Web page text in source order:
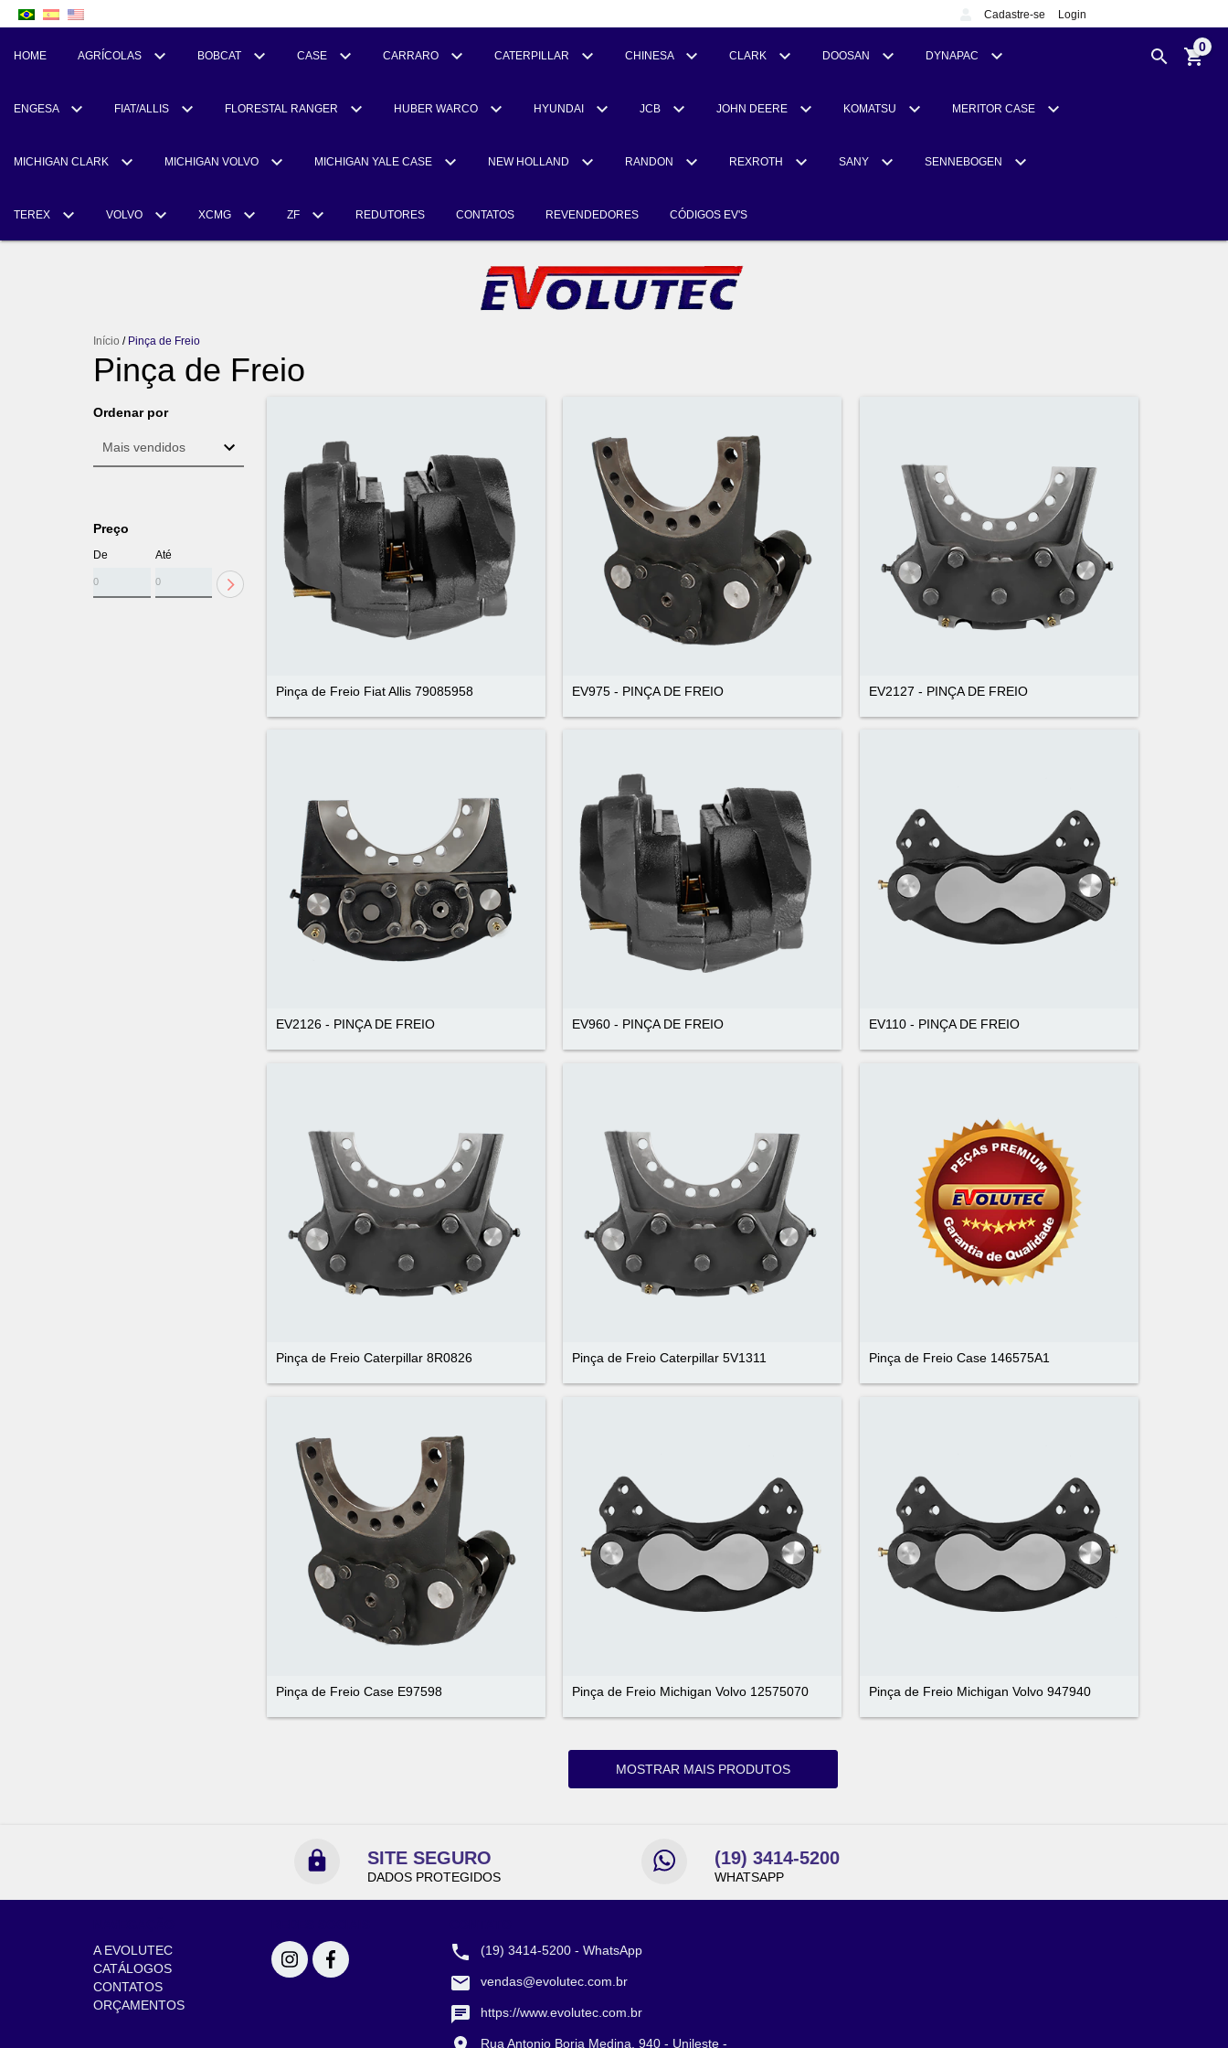
Cadastre-se Login
HOME AGRÍCOLAS BOBCAT CASE CARRARO CATERPILLAR CHINESA CLARK DOOSAN DYNAPAC
ENGESA FIAT/ALLIS FLORESTAL RANGER HUBER WARCO HYUNDAI JCB JOHN DEERE KOMATSU MERITOR CASE
MICHIGAN CLARK MICHIGAN VOLVO MICHIGAN YALE CASE NEW HOLLAND RANDON REXROTH SANY SENNEBOGEN
TEREX VOLVO XCMG ZF REDUTORES CONTATOS REVENDEDORES CÓDIGOS EV'S
0
Início / Pinça de Freio
Pinça de Freio
Ordenar por
Preço
De Até
Pinça de Freio Fiat Allis 79085958 EV975 - PINÇA DE FREIO EV2127 - PINÇA DE FREIO
EV2126 - PINÇA DE FREIO EV960 - PINÇA DE FREIO EV110 - PINÇA DE FREIO
Pinça de Freio Caterpillar 8R0826 Pinça de Freio Caterpillar 5V1311 Pinça de Freio Case 146575A1
Pinça de Freio Case E97598 Pinça de Freio Michigan Volvo 12575070 Pinça de Freio Michigan Volvo 947940
MOSTRAR MAIS PRODUTOS
SITE SEGURO
DADOS PROTEGIDOS
(19) 3414-5200
WHATSAPP
A EVOLUTEC
CATÁLOGOS
CONTATOS
ORÇAMENTOS
(19) 3414-5200 - WhatsApp
vendas@evolutec.com.br
https://www.evolutec.com.br
Rua Antonio Borja Medina, 940 - Unileste -